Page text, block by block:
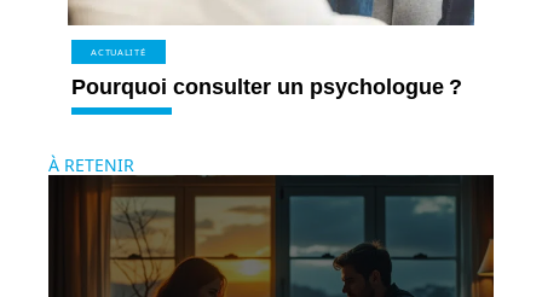
ACTUALITÉ
Pourquoi consulter un psychologue ?
À RETENIR